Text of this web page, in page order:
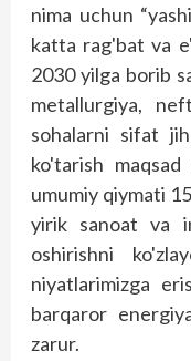
nima uchun
katta rag'bat va
2030 yilga borib
metallurgiya,
sohalarni sifat
ko'tarish
umumiy qiymati
yirik sanoat va
oshirishni
niyatlarimizga
barqaror
zarur.